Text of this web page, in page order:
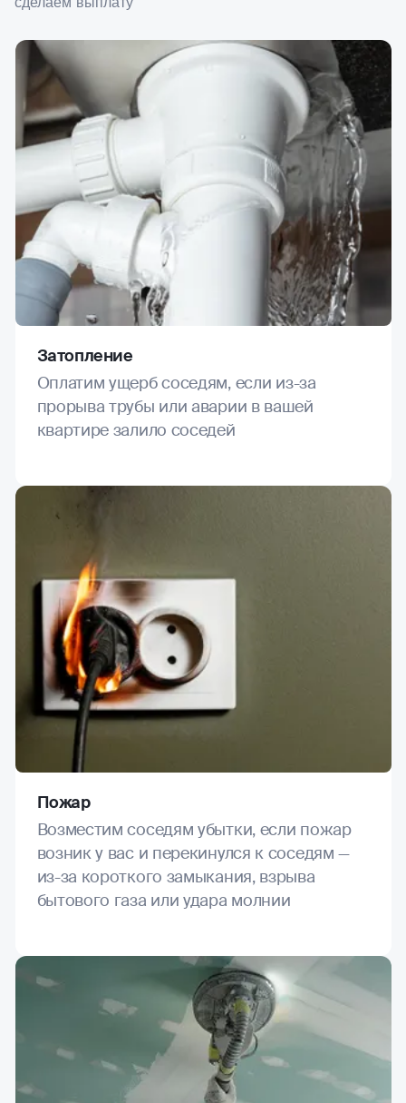
Затопление
Оплатим ущерб соседям, если из-за
прорыва трубы или аварии в вашей
квартире залило соседей
Пожар
Возместим соседям убытки, если пожар
возник у вас и перекинулся к соседям —
из-за короткого замыкания, взрыва
бытового газа или удара молнии